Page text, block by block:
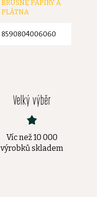
BRUSNÉ PAPÍRY A
PLÁTNA
8590804006060
Velký výběr
Víc než 10 000
výrobků skladem